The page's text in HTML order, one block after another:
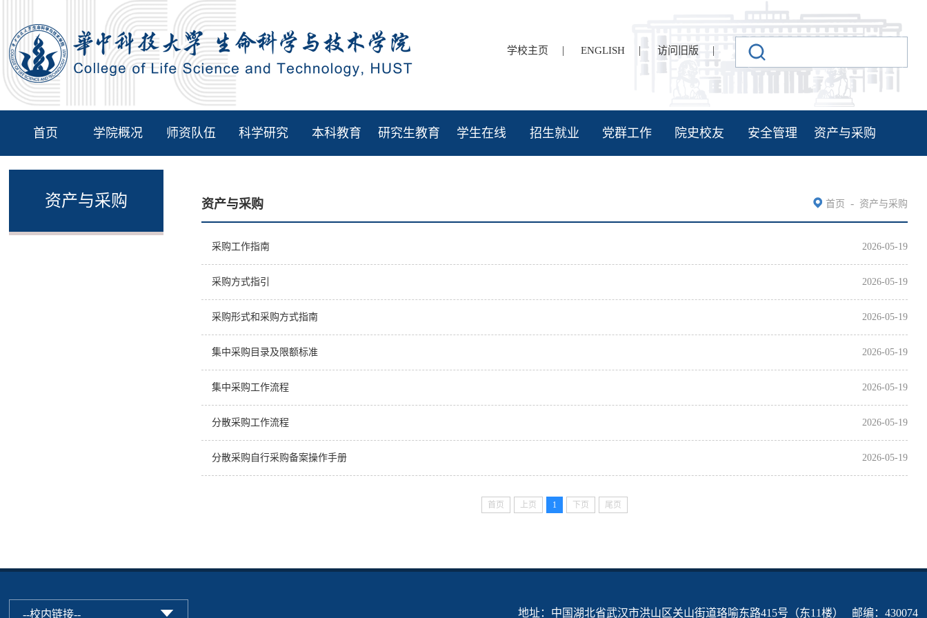
学校主页 | ENGLISH | 访问旧版 |
首页 学院概况 师资队伍 科学研究 本科教育 研究生教育 学生在线 招生就业 党群工作 院史校友 安全管理 资产与采购
资产与采购 资产与采购 首页 - 资产与采购
采购工作指南 2026-05-19
采购方式指引 2026-05-19
采购形式和采购方式指南 2026-05-19
集中采购目录及限额标准 2026-05-19
集中采购工作流程 2026-05-19
分散采购工作流程 2026-05-19
分散采购自行采购备案操作手册 2026-05-19
首页 上页 1 下页 尾页
地址：中国湖北省武汉市洪山区关山街道珞喻东路415号（东11楼） 邮编：430074